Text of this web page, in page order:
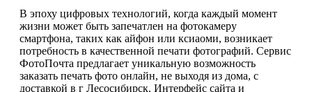
В эпоху цифровых технологий, когда каждый момент
жизни может быть запечатлен на фотокамеру
смартфона, таких как айфон или ксиаоми, возникает
потребность в качественной печати фотографий. Сервис
ФотоПочта предлагает уникальную возможность
заказать печать фото онлайн, не выходя из дома, с
доставкой в г Лесосибирск. Интерфейс сайта и